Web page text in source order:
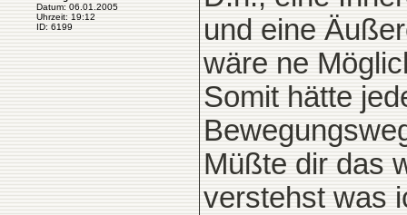
Datum: 06.01.2005
Uhrzeit: 19:12
ID: 6199
und eine
wäre ne
Somit hätte
Müßte dir das
verstehst was